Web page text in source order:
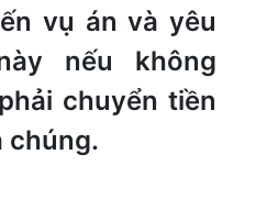
vụ án và yêu
nếu không
chuyển tiền
chúng.